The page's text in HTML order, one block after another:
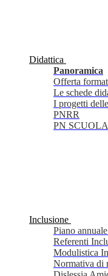
Didattica
Panoramica
Offerta
Le schede
I progetti
PNRR
PN SCUOLA
Inclusione
Piano
Referenti
Modulistica
Normativa di